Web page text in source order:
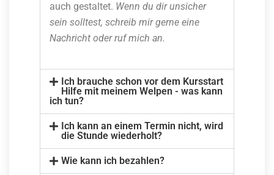
auch gestaltet. Wenn du dir unsicher
sein solltest, schreib mir gerne eine
Nachricht oder ruf mich an.
Ich brauche schon vor dem Kursstart
Hilfe mit meinem Welpen - was kann
ich tun?
Ich kann an einem Termin nicht, wird
die Stunde wiederholt?
Wie kann ich bezahlen?